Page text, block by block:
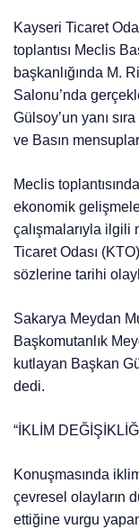
Kayseri Ticaret
toplantısı Meclis
başkanlığında M.
Salonu’nda
Gülsoy’un yanı
ve Basın
Meclis
ekonomik
çalışmalarıyla
Ticaret Odası
sözlerine tarihi
Sakarya Meydan
Başkomutanlık
kutlayan Başkan
dedi.
“İKLİM
Konuşmasında
çevresel olayların
ettiğine vurgu